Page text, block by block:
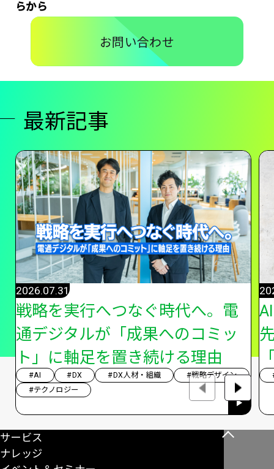
らから
お問い合わせ
最新記事
戦略を実行へつなぐ時代へ。電
通デジタルが「成果へのコミッ
ト」に軸足を置き続ける理由
2026.07.31
#AI #DX #DX人材・組織
#戦略デザイン
#テクノロジー
こ
サービス
ナレッジ